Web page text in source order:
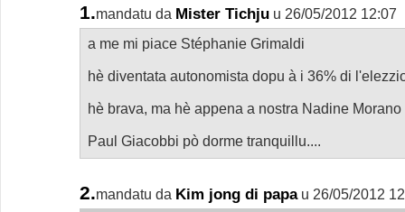
1.mandatu da Mister Tichju u 26/05/2012 12:07
a me mi piace Stéphanie Grimaldi
hè diventata autonomista dopu à i 36% di
hè brava, ma hè appena a nostra Nadine
Paul Giacobbi pò dorme tranquillu....
2.mandatu da Kim jong di papa u 26/05/2012